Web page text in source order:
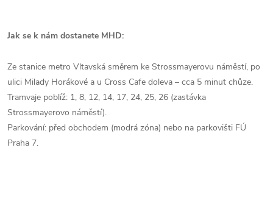
Jak se k nám dostanete MHD:
Ze stanice metro Vltavská směrem ke Strossmayerovu náměstí, po
ulici Milady Horákové a u Cross Cafe doleva – cca 5 minut chůze.
Tramvaje poblíž: 1, 8, 12, 14, 17, 24, 25, 26 (zastávka
Strossmayerovo náměstí).
Parkování: před obchodem (modrá zóna) nebo na parkovišti FÚ
Praha 7.